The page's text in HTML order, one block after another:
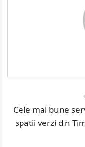
Cele mai bune
spatii verzi din